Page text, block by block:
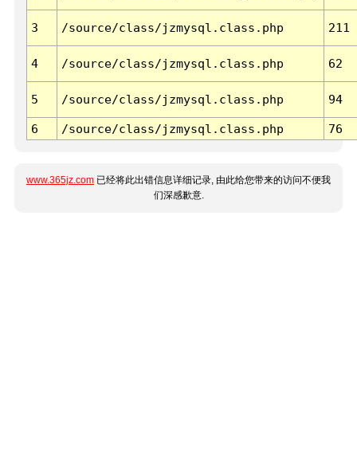
3 /source/class/jzmysql.class.php 211
4 /source/class/jzmysql.class.php 62
5 /source/class/jzmysql.class.php 94
6 /source/class/jzmysql.class.php 76
www.365jz.com 已经将此出错信息详细记录, 由此给您带来的访问不便我
们深感歉意.